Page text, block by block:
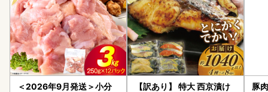
＜2026年9月発送＞小分
【訳あり】 特大 西京漬け
豚